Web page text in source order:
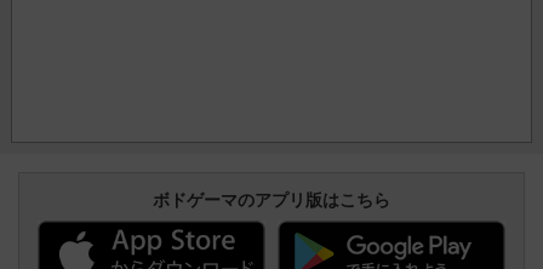
ボドゲーマのアプリ版はこちら